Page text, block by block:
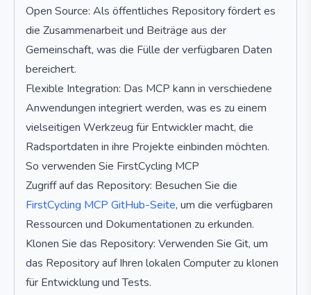
Open Source: Als öffentliches Repository fördert es
die Zusammenarbeit und Beiträge aus der
Gemeinschaft, was die Fülle der verfügbaren Daten
bereichert.
Flexible Integration: Das MCP kann in verschiedene
Anwendungen integriert werden, was es zu einem
vielseitigen Werkzeug für Entwickler macht, die
Radsportdaten in ihre Projekte einbinden möchten.
So verwenden Sie FirstCycling MCP
Zugriff auf das Repository: Besuchen Sie die
FirstCycling MCP GitHub-Seite, um die verfügbaren
Ressourcen und Dokumentationen zu erkunden.
Klonen Sie das Repository: Verwenden Sie Git, um
das Repository auf Ihren lokalen Computer zu klonen
für Entwicklung und Tests.